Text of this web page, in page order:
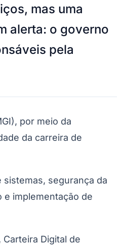
mas uma
alerta: o governo
pela
por meio da
da carreira de
segurança da
e implementação de
Digital de